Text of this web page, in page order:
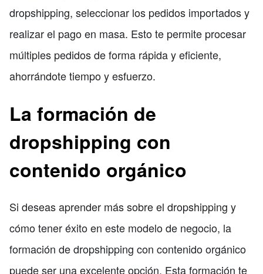
dropshipping, seleccionar los pedidos importados y
realizar el pago en masa. Esto te permite procesar
múltiples pedidos de forma rápida y eficiente,
ahorrándote tiempo y esfuerzo.
La formación de
dropshipping con
contenido orgánico
Si deseas aprender más sobre el dropshipping y
cómo tener éxito en este modelo de negocio, la
formación de dropshipping con contenido orgánico
puede ser una excelente opción. Esta formación te